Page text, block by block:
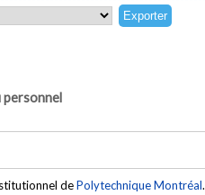
personnel
dePolytechnique Montréal.